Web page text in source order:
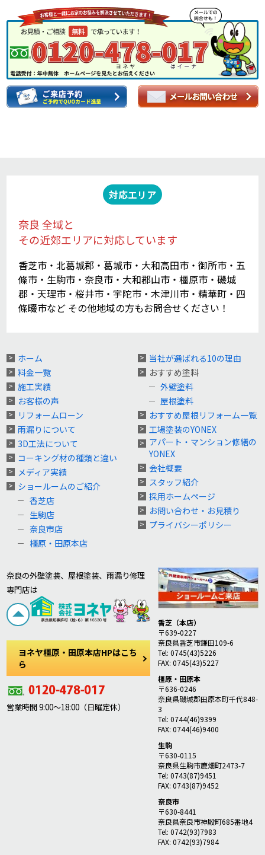
対応エリア
奈良 全域と
その近郊エリアに対応しています
香芝市・北葛城郡・葛城市・大和高田市・御所市・五
條市・生駒市・奈良市・大和郡山市・橿原市・磯城
郡・天理市・桜井市・宇陀市・木津川市・精華町・四
條畷市など その他地域の方もお問合せください！
ホーム
料金一覧
施工実績
お客様の声
リフォームローン
雨漏りについて
3D工法について
コーキング材の種類と違い
メディア実績
ショールームのご紹介
香芝店
生駒店
奈良市店
橿原・田原本店
当社が選ばれる10の理由
おすすめ塗料
外壁塗料
屋根塗料
おすすめ屋根リフォーム一覧
工場塗装のYONEX
アパート・マンション修繕の
YONEX
会社概要
スタッフ紹介
採用ホームページ
お問い合わせ・お見積り
プライバシーポリシー
奈良の外壁塗装、屋根塗装、雨漏り修理
専門店は
ヨネヤ橿原・田原本店HPはこち
ら
営業時間 9:00～18:00（日曜定休）
香芝（本店）
〒639-0227
奈良県香芝市鎌田109-6
Tel: 0745(43)5226
FAX: 0745(43)5227
橿原・田原本
〒636-0246
奈良県磯城郡田原本町千代848-
3
Tel: 0744(46)9399
FAX: 0744(46)9400
生駒
〒630-0115
奈良県生駒市鹿畑町2473-7
Tel: 0743(87)9451
FAX: 0743(87)9452
奈良市
〒630-8441
奈良県奈良市神殿町685番地4
Tel: 0742(93)7983
FAX: 0742(93)7984